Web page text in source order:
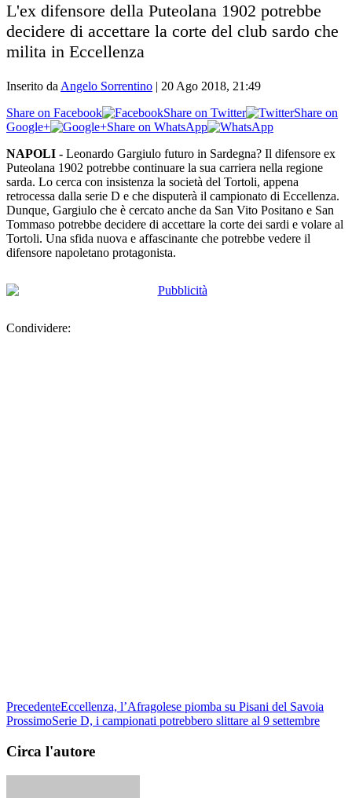
L'ex difensore della Puteolana 1902 potrebbe
decidere di accettare la corte del club sardo che
milita in Eccellenza
Inserito da Angelo Sorrentino | 20 Ago 2018, 21:49
Share on Facebook
Share on Twitter
Share on
Google+
Share on WhatsApp
NAPOLI - Leonardo Gargiulo futuro in Sardegna? Il difensore ex
Puteolana 1902 potrebbe continuare la sua carriera nella regione
sarda. Lo cerca con insistenza la società del Tortoli, appena
retrocessa dalla serie D e che disputerà il campionato di Eccellenza.
Dunque, Gargiulo che è cercato anche da San Vito Positano e San
Tommaso potrebbe decidere di accettare la corte dei sardi e volare al
Tortoli. Una sfida nuova e affascinante che potrebbe vedere il
difensore napoletano protagonista.
Condividere:
PrecedenteEccellenza, l’Afragolese piomba su Pisani del Savoia
ProssimoSerie D, i campionati potrebbero slittare al 9 settembre
Circa l'autore